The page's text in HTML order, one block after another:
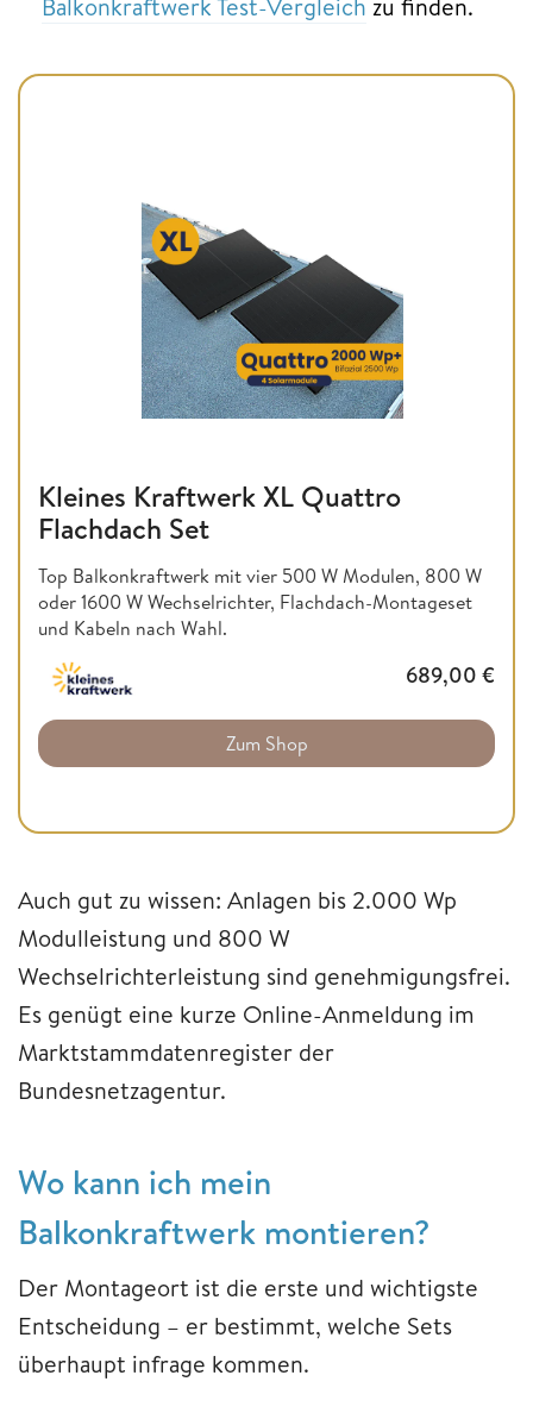
Kleines Kraftwerk XL Quattro
Flachdach Set
Top Balkonkraftwerk mit vier 500 W Modulen, 800 W
oder 1600 W Wechselrichter, Flachdach-Montageset
und Kabeln nach Wahl.
689,00 €
Zum Shop
Auch gut zu wissen: Anlagen bis 2.000 Wp
Modulleistung und 800 W
Wechselrichterleistung sind genehmigungsfrei.
Es genügt eine kurze Online-Anmeldung im
Marktstammdatenregister der
Bundesnetzagentur.
Wo kann ich mein
Balkonkraftwerk montieren?
Der Montageort ist die erste und wichtigste
Entscheidung – er bestimmt, welche Sets
überhaupt infrage kommen.